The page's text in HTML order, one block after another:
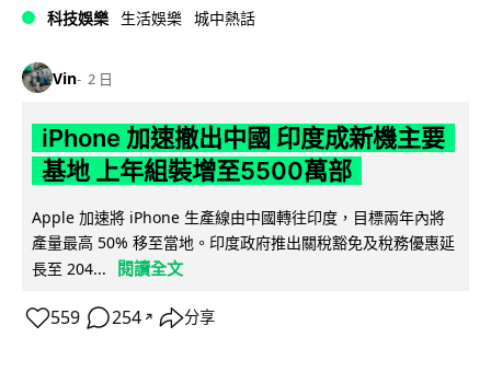
科技娛樂 生活娛樂 城中熱話
Vin 2 日
iPhone 加速撤出中國 印度成新機主要
基地 上年組裝增至5500萬部
Apple 加速將 iPhone 生產線由中國轉往印度，目標兩年內將
產量最高 50% 移至當地。印度政府推出關稅豁免及稅務優惠延
長至 204...
閱讀全文
559 254 ↗ 分享